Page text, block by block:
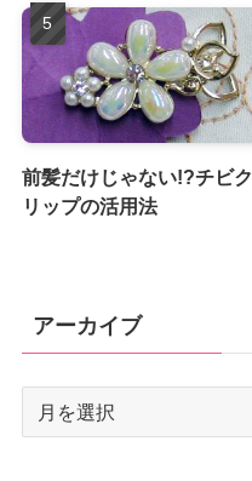
前髪だけじゃない!?チビク
リップの活用法
アーカイブ